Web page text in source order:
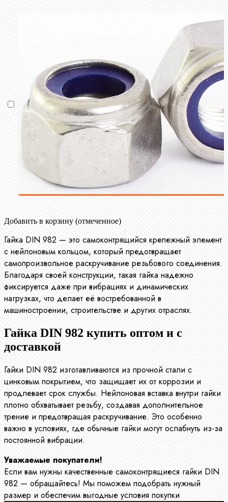
Добавить в корзину (отмеченное)
Гайка DIN 982 — это самоконтрящийся крепежный элемент
с нейлоновым кольцом, который предотвращает
самопроизвольное раскручивание резьбового соединения.
Благодаря своей конструкции, такая гайка надежно
фиксируется даже при вибрациях и динамических
нагрузках, что делает её востребованной в
машиностроении, строительстве и других отраслях.
Гайка DIN 982 купить оптом и с
доставкой
Гайки DIN 982 изготавливаются из прочной стали с
цинковым покрытием, что защищает их от коррозии и
продлевает срок службы. Нейлоновая вставка внутри гайки
плотно обхватывает резьбу, создавая дополнительное
трение и предотвращая раскручивание. Это особенно
важно в условиях, где обычные гайки могут ослабнуть из-за
постоянной вибрации.
Уважаемые покупатели!
Если вам нужны качественные самоконтрящиеся гайки DIN
982 — обращайтесь! Мы поможем подобрать нужный
размер и обеспечим выгодные условия покупки